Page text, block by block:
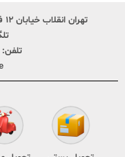
تهران انقلاب خیابان ۱۲ فروردین پایین تر از وحید نظری پلاک ۲۴۹
تلفن: